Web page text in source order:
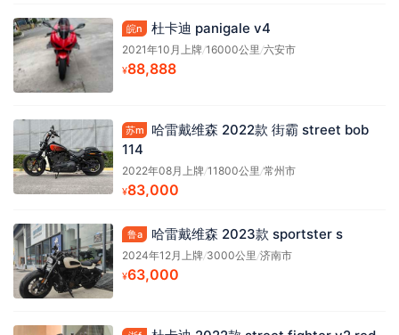
皖n 杜卡迪 panigale v4
2021年10月上牌/16000公里/六安市
¥88,888
苏m
哈雷戴维森 2022款 街霸 street bob
114
2022年08月上牌/11800公里/常州市
¥83,000
鲁a 哈雷戴维森 2023款 sportster s
2024年12月上牌/3000公里/济南市
¥63,000